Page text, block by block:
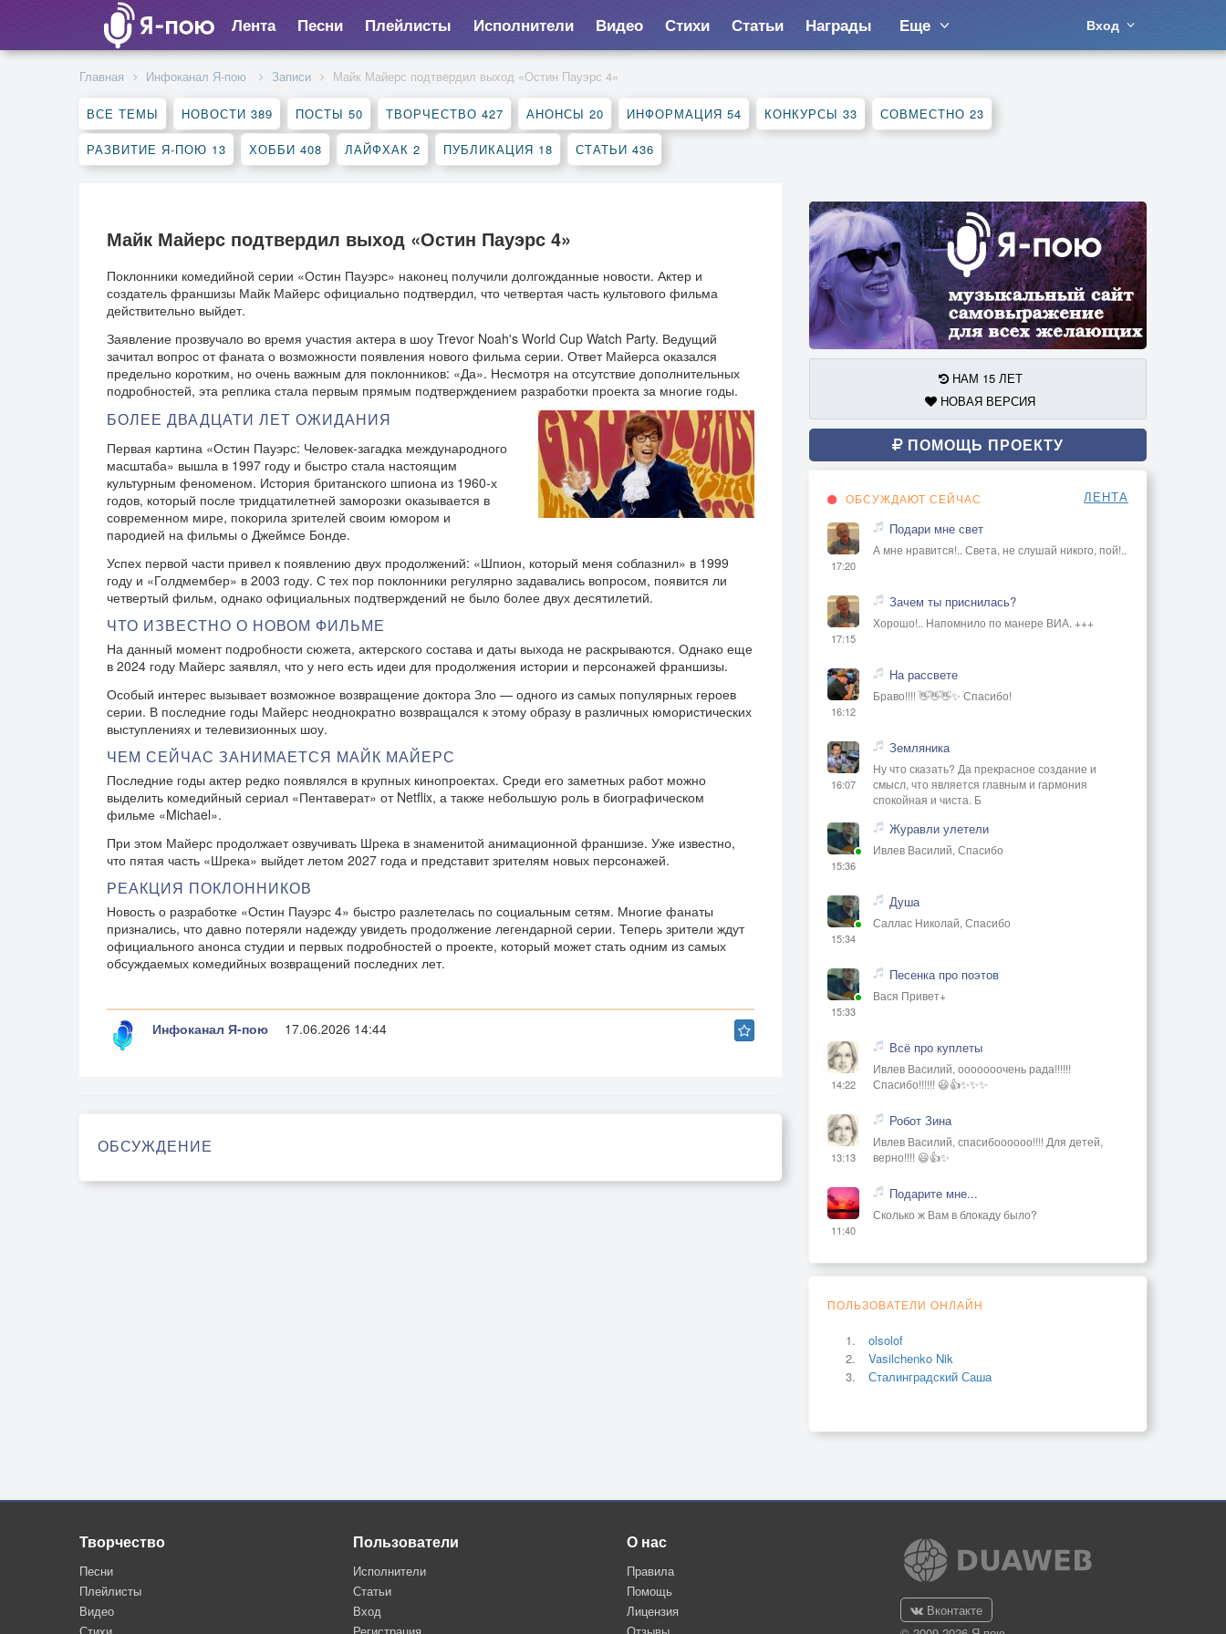
Лента Песни Плейлисты Исполнители Видео Стихи Статьи Награды Еще Вход
Главная Инфоканал Я-пою Записи Майк Майерс подтвердил выход «Остин Пауэрс 4»
ВСЕ ТЕМЫ НОВОСТИ 389 ПОСТЫ 50 ТВОРЧЕСТВО 427 АНОНСЫ 20 ИНФОРМАЦИЯ 54 КОНКУРСЫ 33 СОВМЕСТНО 23
РАЗВИТИЕ Я-ПОЮ 13 ХОББИ 408 ЛАЙФХАК 2 ПУБЛИКАЦИЯ 18 СТАТЬИ 436
Майк Майерс подтвердил выход «Остин Пауэрс 4»
Поклонники комедийной серии «Остин Пауэрс» наконец получили долгожданные новости. Актер и
создатель франшизы Майк Майерс официально подтвердил, что четвертая часть культового фильма
действительно выйдет.
Заявление прозвучало во время участия актера в шоу Trevor Noah's World Cup Watch Party. Ведущий
зачитал вопрос от фаната о возможности появления нового фильма серии. Ответ Майерса оказался
предельно коротким, но очень важным для поклонников: «Да». Несмотря на отсутствие дополнительных
подробностей, эта реплика стала первым прямым подтверждением разработки проекта за многие годы.
БОЛЕЕ ДВАДЦАТИ ЛЕТ ОЖИДАНИЯ
Первая картина «Остин Пауэрс: Человек-загадка международного
масштаба» вышла в 1997 году и быстро стала настоящим
культурным феноменом. История британского шпиона из 1960-х
годов, который после тридцатилетней заморозки оказывается в
современном мире, покорила зрителей своим юмором и
пародией на фильмы о Джеймсе Бонде.
Успех первой части привел к появлению двух продолжений: «Шпион, который меня соблазнил» в 1999
году и «Голдмембер» в 2003 году. С тех пор поклонники регулярно задавались вопросом, появится ли
четвертый фильм, однако официальных подтверждений не было более двух десятилетий.
ЧТО ИЗВЕСТНО О НОВОМ ФИЛЬМЕ
На данный момент подробности сюжета, актерского состава и даты выхода не раскрываются. Однако еще
в 2024 году Майерс заявлял, что у него есть идеи для продолжения истории и персонажей франшизы.
Особый интерес вызывает возможное возвращение доктора Зло — одного из самых популярных героев
серии. В последние годы Майерс неоднократно возвращался к этому образу в различных юмористических
выступлениях и телевизионных шоу.
ЧЕМ СЕЙЧАС ЗАНИМАЕТСЯ МАЙК МАЙЕРС
Последние годы актер редко появлялся в крупных кинопроектах. Среди его заметных работ можно
выделить комедийный сериал «Пентаверат» от Netflix, а также небольшую роль в биографическом
фильме «Michael».
При этом Майерс продолжает озвучивать Шрека в знаменитой анимационной франшизе. Уже известно,
что пятая часть «Шрека» выйдет летом 2027 года и представит зрителям новых персонажей.
РЕАКЦИЯ ПОКЛОННИКОВ
Новость о разработке «Остин Пауэрс 4» быстро разлетелась по социальным сетям. Многие фанаты
признались, что давно потеряли надежду увидеть продолжение легендарной серии. Теперь зрители ждут
официального анонса студии и первых подробностей о проекте, который может стать одним из самых
обсуждаемых комедийных возвращений последних лет.
Инфоканал Я-пою 17.06.2026 14:44
ОБСУЖДЕНИЕ
НАМ 15 ЛЕТ
НОВАЯ ВЕРСИЯ
ПОМОЩЬ ПРОЕКТУ
ОБСУЖДАЮТ СЕЙЧАС ЛЕНТА
17:20
Подари мне свет
А мне нравится!.. Света, не слушай никого, пой!..
17:15
Зачем ты приснилась?
Хорошо!.. Напомнило по манере ВИА. +++
16:12
На рассвете
Браво!!!! 👋👋👋✨ Спасибо!
16:07
Земляника
Ну что сказать? Да прекрасное создание и
смысл, что является главным и гармония
спокойная и чиста. Б
15:36
Журавли улетели
Ивлев Василий, Спасибо
15:34
Душа
Саллас Николай, Спасибо
15:33
Песенка про поэтов
Вася Привет+
14:22
Всё про куплеты
Ивлев Василий, ооооооочень рада!!!!!!
Спасибо!!!!!! 😃👍✨✨✨
13:13
Робот Зина
Ивлев Василий, спасибоооооо!!!! Для детей,
верно!!!! 😃👍✨
11:40
Подарите мне...
Сколько ж Вам в блокаду было?
ПОЛЬЗОВАТЕЛИ ОНЛАЙН
olsolof
Vasilchenko Nik
Сталинградский Саша
Творчество
Песни
Плейлисты
Видео
Пользователи
Исполнители
Статьи
Вход
О нас
Правила
Помощь
Лицензия
Вконтакте